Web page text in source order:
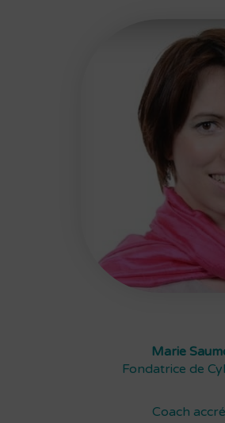
Marie
Fondatrice de
Coach